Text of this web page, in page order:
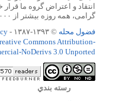
انتقاد و اعتراض گروه ما
گرامی، همه روزه بیشتر از ۱۰،۰۰۰ نفر از این سایت دیدن می کنند.
فضول محله © ۱۳۹۳-۱۳۸۷ -
Commons Attribution-
NoDerivs 3.0 Unported
رسته بندي